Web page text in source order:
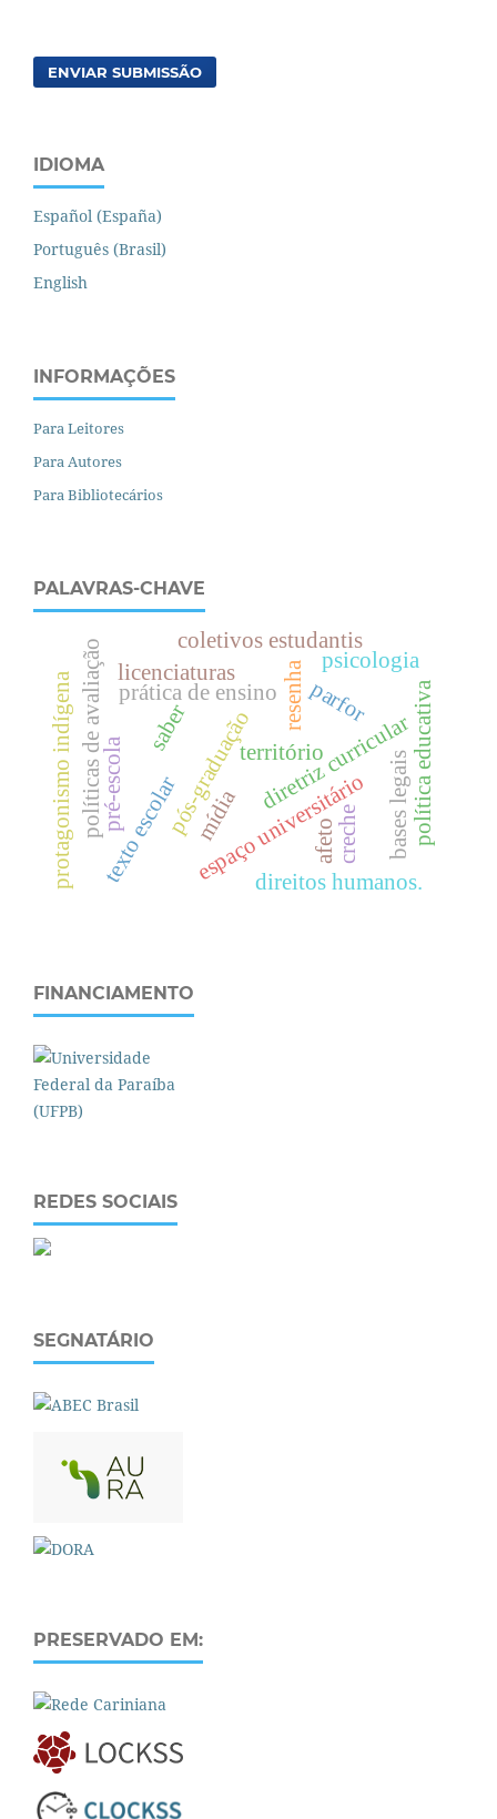
ENVIAR SUBMISSÃO
IDIOMA
Español (España)
Português (Brasil)
English
INFORMAÇÕES
Para Leitores
Para Autores
Para Bibliotecários
PALAVRAS-CHAVE
resenha
território
diretriz curricular
prática de ensino
texto escolar
políticas de avaliação espaço universitário
pós-graduação
protagonismo indígena saber política educativa
mídia
direitos humanos.
licenciaturas
parfor
pré-escola
creche bases legais
psicologia
coletivos estudantis
afeto
FINANCIAMENTO
REDES SOCIAIS
SEGNATÁRIO
PRESERVADO EM: